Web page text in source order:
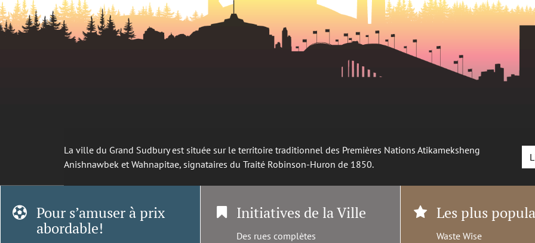
La ville du Grand Sudbury est située sur le territoire traditionnel des Premières Nations Atikameksheng
Anishnawbek et Wahnapitae, signataires du Traité Robinson-Huron de 1850.
Pour s’amuser à prix
abordable!
Initiatives de la Ville
Des rues complètes
Les plus
Waste Wise